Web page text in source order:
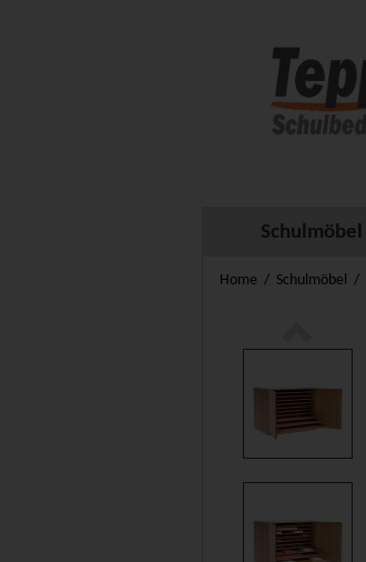
Schulmöbel
Home Schulmöbel